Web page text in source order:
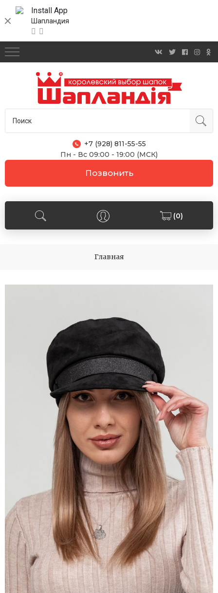
Install App
Шапландия
+7 (928) 811-55-55
Пн - Вс 09:00 - 19:00 (МСК)
Позвонить
(0)
Главная